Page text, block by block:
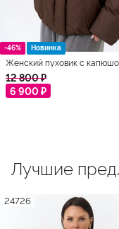
-46% Новинка
Женский пуховик с
12 800 ₽
6 900 ₽
Лучшие
24726